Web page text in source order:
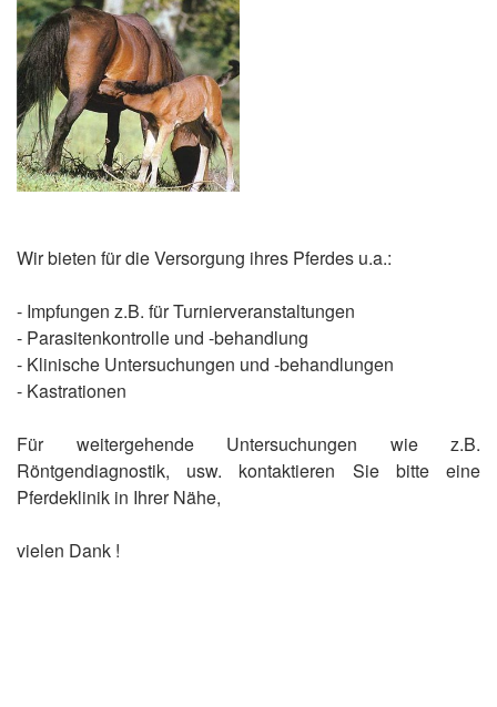
Wir bieten für die Versorgung ihres Pferdes u.a.:
- Impfungen z.B. für Turnierveranstaltungen
- Parasitenkontrolle und -behandlung
- Klinische Untersuchungen und -behandlungen
- Kastrationen
Für weitergehende Untersuchungen wie z.B.
Röntgendiagnostik, usw. kontaktieren Sie bitte eine
Pferdeklinik in Ihrer Nähe,
vielen Dank !